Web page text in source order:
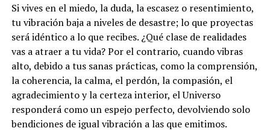
Si vives en el miedo, la duda, la escasez o resentimiento,
tu vibración baja a niveles de desastre; lo que proyectas
será idéntico a lo que recibes. ¿Qué clase de realidades
vas a atraer a tu vida? Por el contrario, cuando vibras
alto, debido a tus sanas prácticas, como la comprensión,
la coherencia, la calma, el perdón, la compasión, el
agradecimiento y la certeza interior, el Universo
responderá como un espejo perfecto, devolviendo solo
bendiciones de igual vibración a las que emitimos.